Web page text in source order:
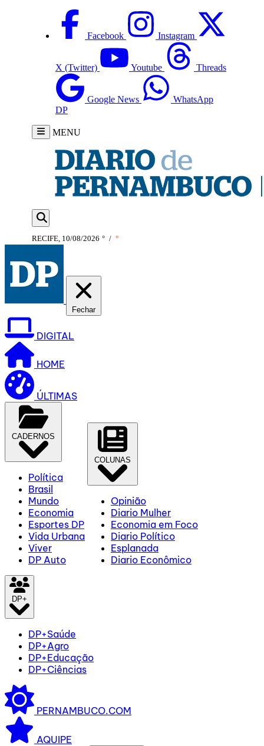
Facebook Instagram
X (Twitter) Youtube Threads
Google News
WhatsApp
DP
MENU
RECIFE, 10/08/2026 ° / °
Fechar
DIGITAL
HOME
ÚLTIMAS
CADERNOS
Política
Brasil
Mundo
Economia
Esportes DP
Vida Urbana
Viver
DP Auto
COLUNAS
Opinião
Diario Mulher
Economia em Foco
Diario Político
Esplanada
Diario Econômico
DP+
DP+Saúde
DP+Agro
DP+Educação
DP+Ciências
PERNAMBUCO.COM
AQUIPE